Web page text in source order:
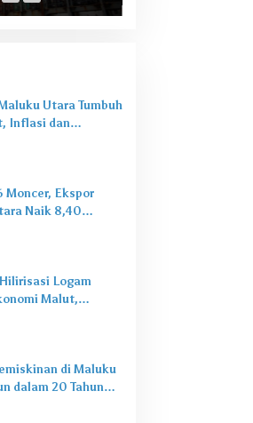
Utara Tumbuh
Inflasi dan
Moncer, Ekspor
Naik 8,40
Logam
Malut,
di Maluku
dalam 20 Tahun